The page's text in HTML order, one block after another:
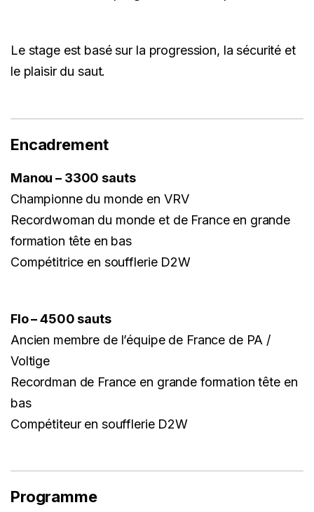
Le stage est basé sur la progression, la sécurité et
le plaisir du saut.
Encadrement
Manou – 3300 sauts
Championne du monde en VRV
Recordwoman du monde et de France en grande
formation tête en bas
Compétitrice en soufflerie D2W
Flo – 4500 sauts
Ancien membre de l’équipe de France de PA /
Voltige
Recordman de France en grande formation tête en
bas
Compétiteur en soufflerie D2W
Programme